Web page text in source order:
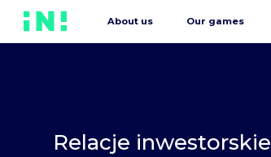
About us Our games
Relacje inwestorskie